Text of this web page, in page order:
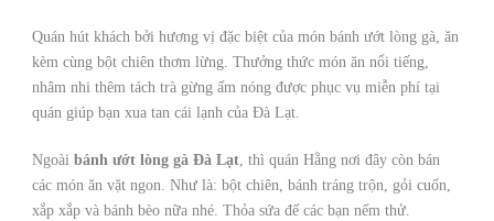
Quán hút khách bởi hương vị đặc biệt của món bánh ướt lòng gà, ăn
kèm cùng bột chiên thơm lừng. Thưởng thức món ăn nổi tiếng,
nhâm nhi thêm tách trà gừng ấm nóng được phục vụ miễn phí tại
quán giúp bạn xua tan cái lạnh của Đà Lạt.
Ngoài bánh ướt lòng gà Đà Lạt, thì quán Hằng nơi đây còn bán
các món ăn vặt ngon. Như là: bột chiên, bánh tráng trộn, gỏi cuốn,
xắp xắp và bánh bèo nữa nhé. Thỏa sứa đế các bạn nếm thử.